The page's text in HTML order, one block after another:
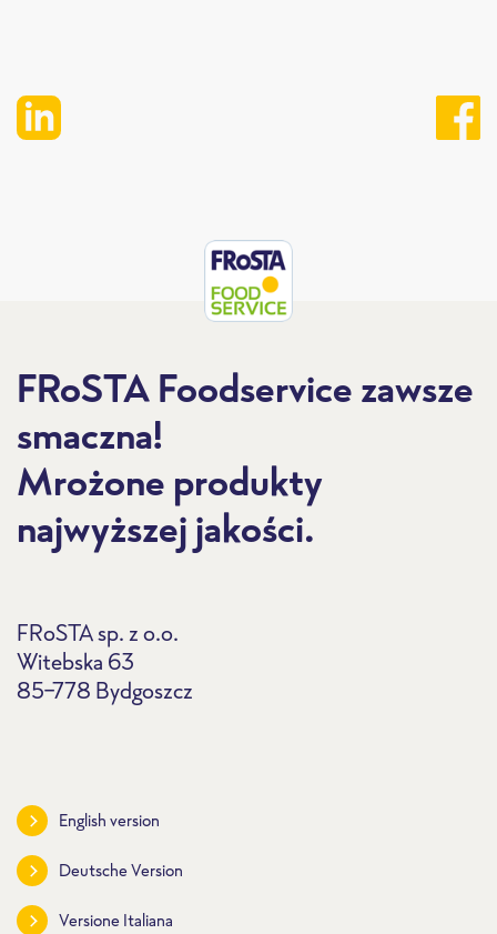
FRoSTA Foodservice zawsze
smaczna!
Mrożone produkty
najwyższej jakości.
FRoSTA sp. z o.o.
Witebska 63
85-778 Bydgoszcz
English version
Deutsche Version
Versione Italiana